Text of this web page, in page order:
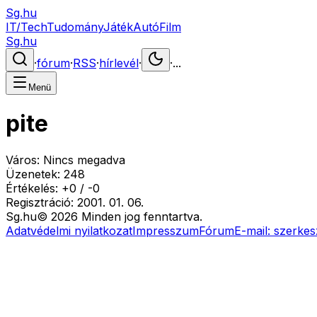
Sg.hu
IT/TechTudományJátékAutóFilm
Sg.hu
·fórum·RSS·hírlevél· ·...
Menü
pite
Város: Nincs megadva
Üzenetek: 248
Értékelés: +0 / -0
Regisztráció: 2001. 01. 06.
Sg.hu© 2026 Minden jog fenntartva.
Adatvédelmi nyilatkozatImpresszumFórumE-mail: